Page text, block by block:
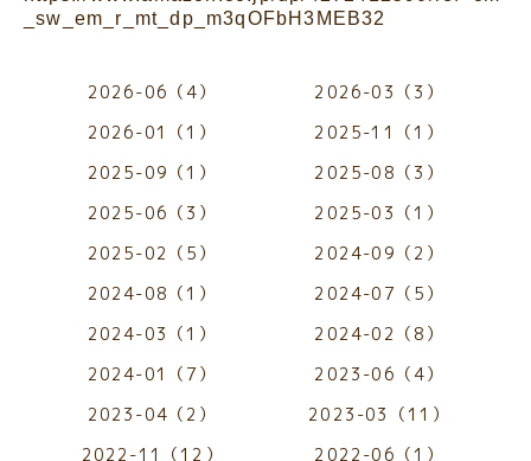
_sw_em_r_mt_dp_m3qOFbH3MEB32
2026-06（4）
2026-03（3）
2026-01（1）
2025-11（1）
2025-09（1）
2025-08（3）
2025-06（3）
2025-03（1）
2025-02（5）
2024-09（2）
2024-08（1）
2024-07（5）
2024-03（1）
2024-02（8）
2024-01（7）
2023-06（4）
2023-04（2）
2023-03（11）
2022-11（12）
2022-06（1）